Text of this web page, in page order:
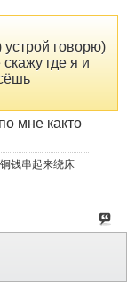
устрой говорю)
где я и
мне както
钱串起来绕床